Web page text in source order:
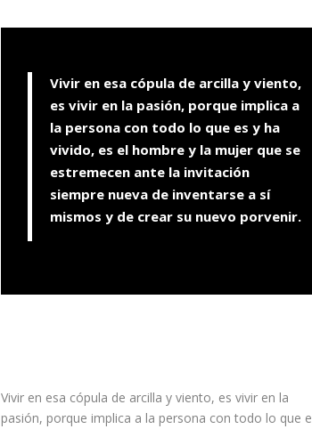
Vivir en esa cópula de arcilla y viento,
es vivir en la pasión, porque implica a
la persona con todo lo que es y ha
vivido, es el hombre y la mujer que se
estremecen ante la invitación
siempre nueva de inventarse a sí
mismos y de crear su nuevo porvenir.
Vivir en esa cópula de arcilla y viento, es vivir en la
pasión, porque implica a la persona con todo lo que